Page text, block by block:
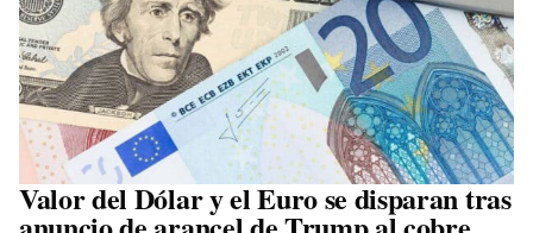
Valor del Dólar y el Euro se disparan tras